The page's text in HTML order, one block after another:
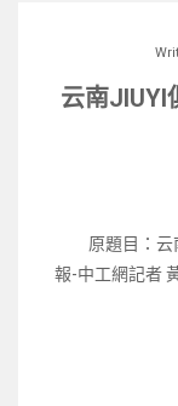
云南JIUYI
原題目：云
報-中工網記者